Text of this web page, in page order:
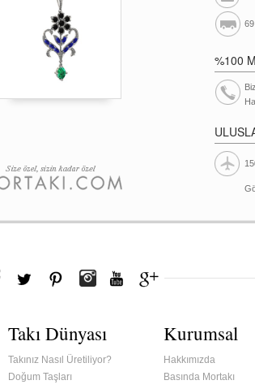
%100
Takı Dünyası
Takınız Nasıl Üretiliyor?
Doğum Taşları
Kurumsal
Hakkımızda
Basında Mortakı